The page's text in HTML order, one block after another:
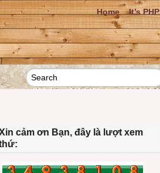
Home It’s PHP
cảm ơn Bạn, đây là lượt xem